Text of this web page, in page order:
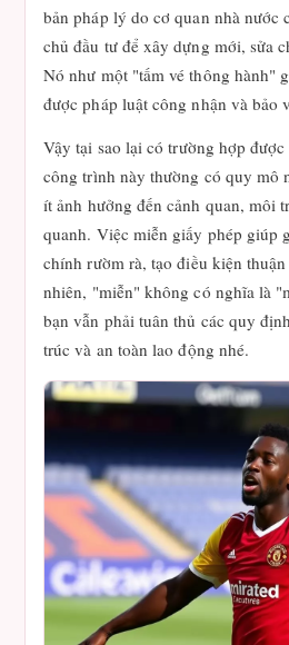
bản pháp lý do cơ quan nhà nước
chủ đầu tư để xây dựng mới, sửa
Nó như một "tấm vé thông hành"
được pháp luật công nhận và bảo
Vậy tại sao lại có trường hợp
công trình này thường có quy mô
ít ảnh hưởng đến cảnh quan, môi
quanh. Việc miễn giấy phép giúp
chính rườm rà, tạo điều kiện
nhiên, "miễn" không có nghĩa là
bạn vẫn phải tuân thủ các quy
trúc và an toàn lao động nhé.